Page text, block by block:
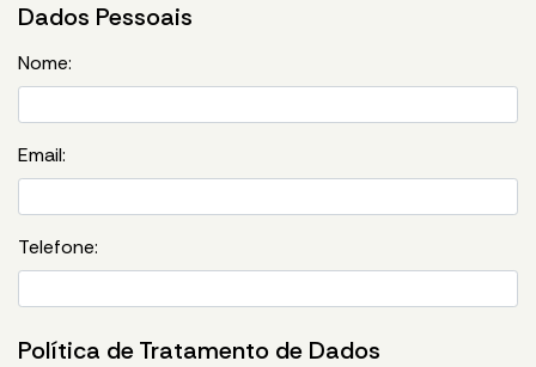
Dados Pessoais
Nome:
Email:
Telefone:
Política de Tratamento de Dados